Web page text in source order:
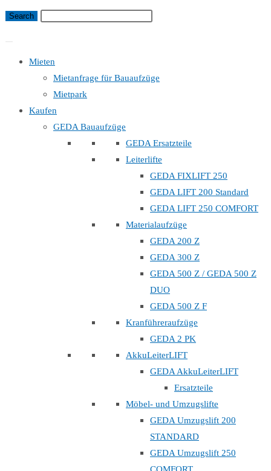
Mieten
Mietanfrage für Bauaufzüge
Mietpark
Kaufen
GEDA Bauaufzüge
GEDA Ersatzteile
Leiterlifte
GEDA FIXLIFT 250
GEDA LIFT 200 Standard
GEDA LIFT 250 COMFORT
Materialaufzüge
GEDA 200 Z
GEDA 300 Z
GEDA 500 Z / GEDA 500 Z
DUO
GEDA 500 Z F
Kranführeraufzüge
GEDA 2 PK
AkkuLeiterLIFT
GEDA AkkuLeiterLIFT
Ersatzteile
Möbel- und Umzugslifte
GEDA Umzugslift 200
STANDARD
GEDA Umzugslift 250